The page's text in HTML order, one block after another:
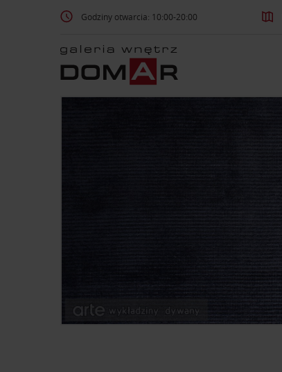
Godziny otwarcia: 10:00-20:00